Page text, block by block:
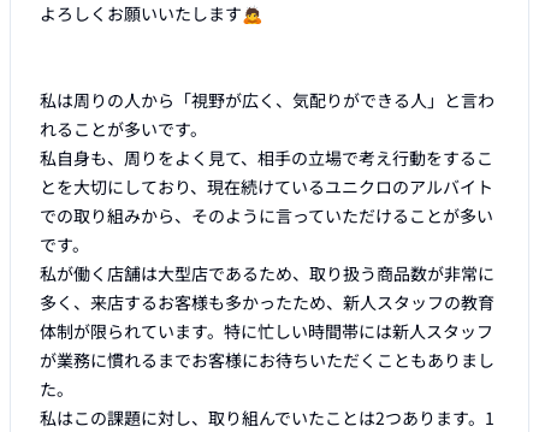
よろしくお願いいたします🙇
私は周りの人から「視野が広く、気配りができる人」と言わ
れることが多いです。
私自身も、周りをよく見て、相手の立場で考え行動をするこ
とを大切にしており、現在続けているユニクロのアルバイト
での取り組みから、そのように言っていただけることが多い
です。
私が働く店舗は大型店であるため、取り扱う商品数が非常に
多く、来店するお客様も多かったため、新人スタッフの教育
体制が限られています。特に忙しい時間帯には新人スタッフ
が業務に慣れるまでお客様にお待ちいただくこともありまし
た。
私はこの課題に対し、取り組んでいたことは2つあります。1